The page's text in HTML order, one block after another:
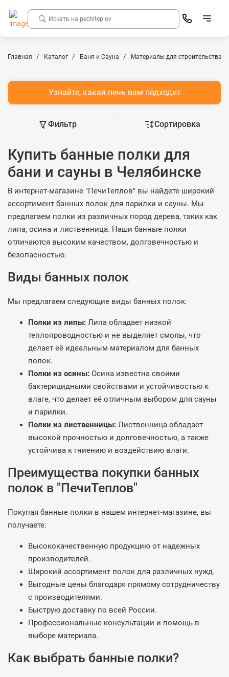
Главная Каталог Баня и Сауна Материалы для строительства
Узнайте, какая печь вам подходит
Фильтр Сортировка
Купить банные полки для
бани и сауны в Челябинске
В интернет-магазине "ПечиТеплов" вы найдете широкий
ассортимент банных полок для парилки и сауны. Мы
предлагаем полки из различных пород дерева, таких как
липа, осина и лиственница. Наши банные полки
отличаются высоким качеством, долговечностью и
безопасностью.
Виды банных полок
Мы предлагаем следующие виды банных полок:
Полки из липы: Липа обладает низкой
теплопроводностью и не выделяет смолы, что
делает её идеальным материалом для банных
полок.
Полки из осины: Осина известна своими
бактерицидными свойствами и устойчивостью к
влаге, что делает её отличным выбором для сауны
и парилки.
Полки из лиственницы: Лиственница обладает
высокой прочностью и долговечностью, а также
устойчива к гниению и воздействию влаги.
Преимущества покупки банных
полок в "ПечиТеплов"
Покупая банные полки в нашем интернет-магазине, вы
получаете:
Высококачественную продукцию от надежных
производителей.
Широкий ассортимент полок для различных нужд.
Выгодные цены благодаря прямому сотрудничеству
с производителями.
Быструю доставку по всей России.
Профессиональные консультации и помощь в
выборе материала.
Как выбрать банные полки?